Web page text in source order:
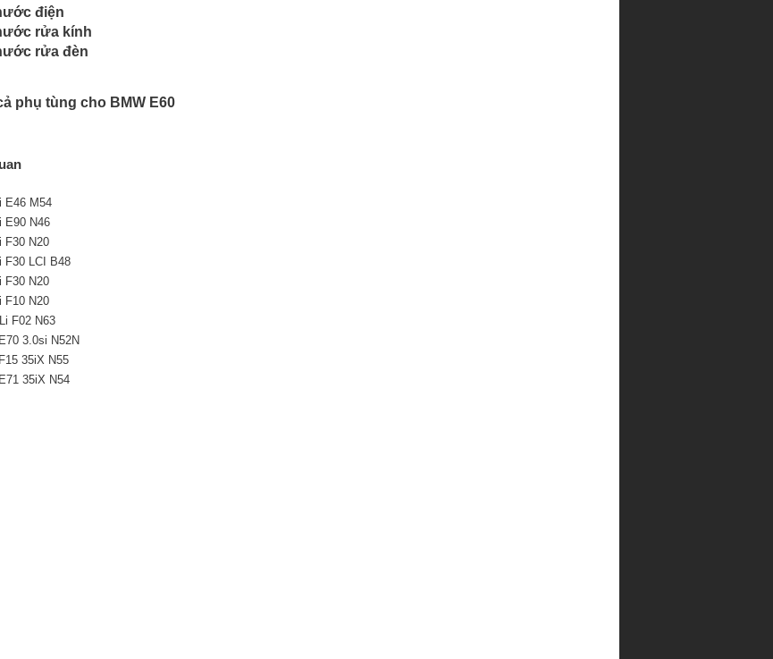
điện
rửa kính
rửa đèn
phụ tùng cho BMW E60
E46 M54
E90 N46
F30 N20
F30 LCI B48
F30 N20
F10 N20
F02 N63
3.0si N52N
35iX N55
35iX N54